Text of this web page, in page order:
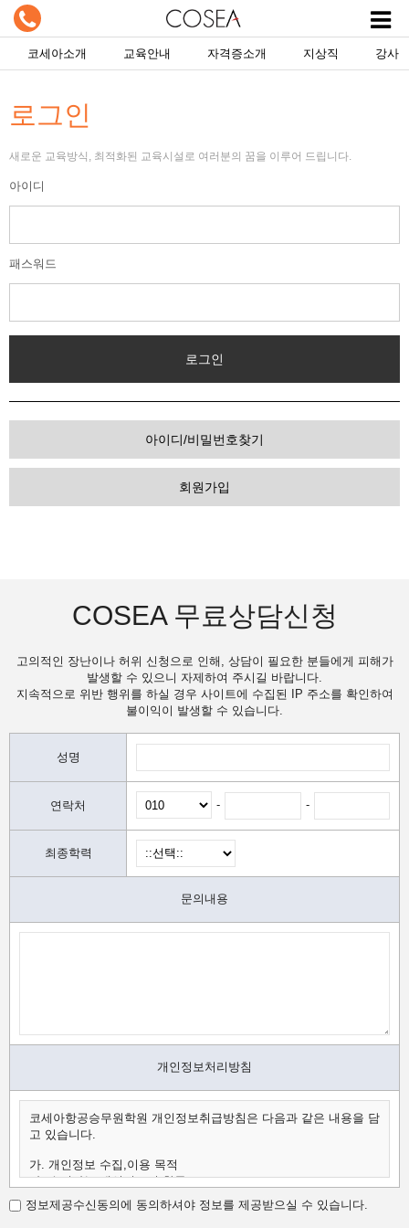
코세아소개 교육안내 자격증소개 지상직 강사
로그인
새로운 교육방식, 최적화된 교육시설로 여러분의 꿈을 이루어 드립니다.
아이디
패스워드
아이디/비밀번호찾기
회원가입
COSEA 무료상담신청
고의적인 장난이나 허위 신청으로 인해, 상담이 필요한 분들에게 피해가
발생할 수 있으니 자제하여 주시길 바랍니다.
지속적으로 위반 행위를 하실 경우 사이트에 수집된 IP 주소를 확인하여
불이익이 발생할 수 있습니다.
성명
연락처 - -
최종학력
문의내용
개인정보처리방침
코세아항공승무원학원 개인정보취급방침은 다음과 같은 내용을 담
고 있습니다.
가. 개인정보 수집,이용 목적
나. 수집하는 개인정보의 항목
다. 개인정보의 보유 및 이용 기간
가.개인정보 수집,이용 목적
정보제공수신동의에 동의하셔야 정보를 제공받으실 수 있습니다.